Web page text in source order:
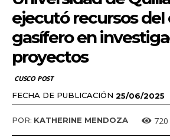
ejecutó recursos del
gasífero en
proyectos
CUSCO POST
FECHA DE PUBLICACIÓN 25/06/2025
POR: KATHERINE MENDOZA 720